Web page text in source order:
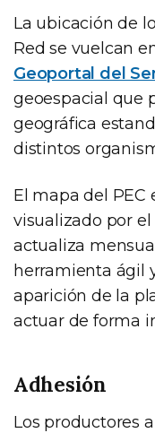
La ubicación de
Red se vuelcan
Geoportal del
geoespacial que
geográfica
distintos
El mapa del PEC
visualizado por
actualiza
herramienta ágil
aparición de la
actuar de forma
Adhesión
Los productores